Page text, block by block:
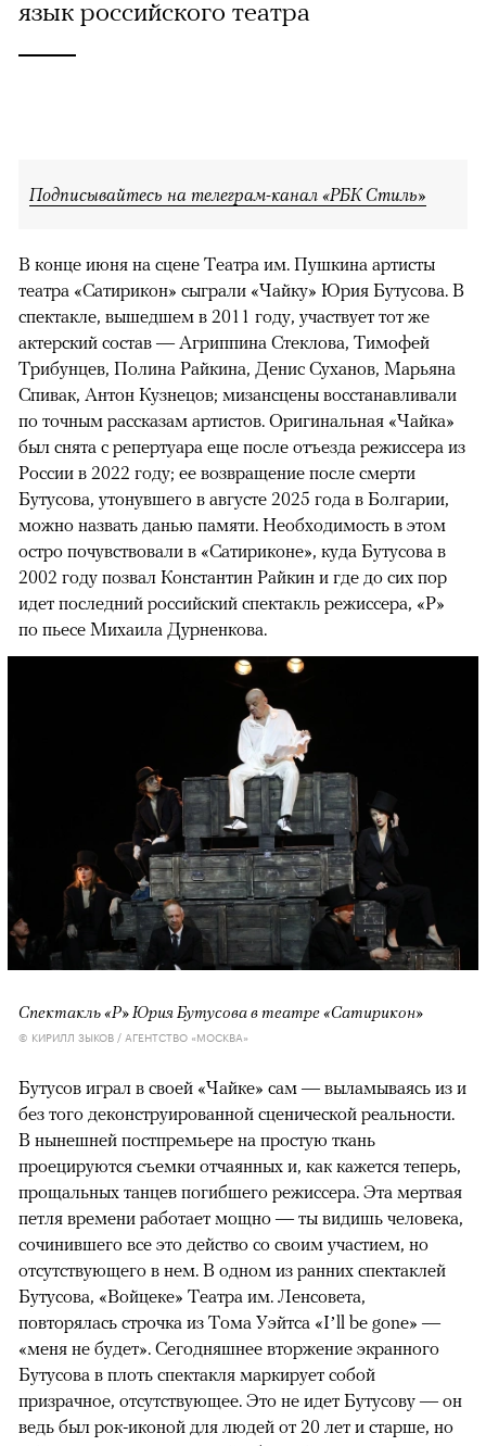
язык российского театра
Подписывайтесь на телеграм-канал «РБК Стиль»
В конце июня на сцене Театра им. Пушкина артисты
театра «Сатирикон» сыграли «Чайку» Юрия Бутусова. В
спектакле, вышедшем в 2011 году, участвует тот же
актерский состав — Агриппина Стеклова, Тимофей
Трибунцев, Полина Райкина, Денис Суханов, Марьяна
Спивак, Антон Кузнецов; мизансцены восстанавливали
по точным рассказам артистов. Оригинальная «Чайка»
был снята с репертуара еще после отъезда режиссера из
России в 2022 году; ее возвращение после смерти
Бутусова, утонувшего в августе 2025 года в Болгарии,
можно назвать данью памяти. Необходимость в этом
остро почувствовали в «Сатириконе», куда Бутусова в
2002 году позвал Константин Райкин и где до сих пор
идет последний российский спектакль режиссера, «Р»
по пьесе Михаила Дурненкова.
Спектакль «Р» Юрия Бутусова в театре «Сатирикон»
© КИРИЛЛ ЗЫКОВ / АГЕНТСТВО «МОСКВА»
Бутусов играл в своей «Чайке» сам — выламываясь из и
без того деконструированной сценической реальности.
В нынешней постпремьере на простую ткань
проецируются съемки отчаянных и, как кажется теперь,
прощальных танцев погибшего режиссера. Эта мертвая
петля времени работает мощно — ты видишь человека,
сочинившего все это действо со своим участием, но
отсутствующего в нем. В одном из ранних спектаклей
Бутусова, «Войцеке» Театра им. Ленсовета,
повторялась строчка из Тома Уэйтса «I’ll be gone» —
«меня не будет». Сегодняшнее вторжение экранного
Бутусова в плоть спектакля маркирует собой
призрачное, отсутствующее. Это не идет Бутусову — он
ведь был рок-иконой для людей от 20 лет и старше, но